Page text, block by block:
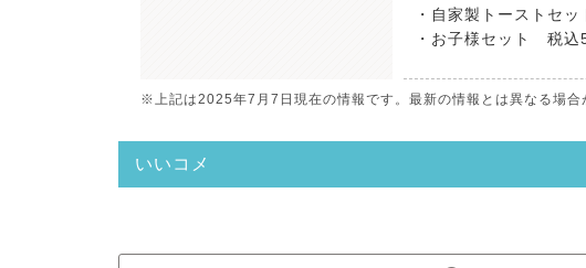
・自家製トーストセ
・お子様セット 税込
※上記は2025年7月7日現在の情報です。最新の情報とは異なる場合
いいコメ